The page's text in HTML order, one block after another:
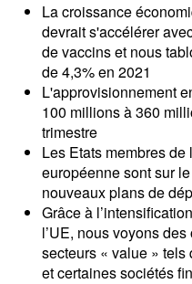
La croissance
devrait s'accélérer
de vaccins et nous
de 4,3% en 2021
L'approvisionnement
100 millions à 360
trimestre
Les Etats membres
européenne sont sur
nouveaux plans de
Grâce à
l’UE, nous voyons
secteurs « value »
et certaines sociétés